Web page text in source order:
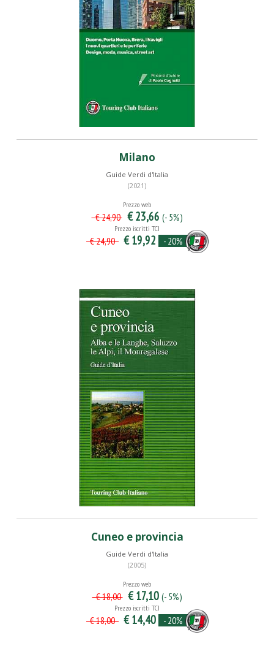
Milano
Guide Verdi d'Italia
(2021)
Prezzo web
€ 24,90 € 23,66 (- 5%)
Prezzo iscritti TCI
€ 24,90 € 19,92 - 20%
Cuneo e provincia
Guide Verdi d'Italia
(2005)
Prezzo web
€ 18,00 € 17,10 (- 5%)
Prezzo iscritti TCI
€ 18,00 € 14,40 - 20%